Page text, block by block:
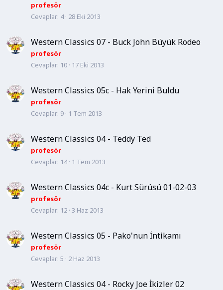
profesör
Cevaplar 4 28 Eki 2013
Western Classics 07 - Buck John Büyük Rodeo
profesör
Cevaplar 10 17 Eki 2013
Western Classics 05c - Hak Yerini Buldu
profesör
Cevaplar 9 1 Tem 2013
Western Classics 04 - Teddy Ted
profesör
Cevaplar 14 1 Tem 2013
Western Classics 04c - Kurt Sürüsü 01-02-03
profesör
Cevaplar 12 3 Haz 2013
Western Classics 05 - Pako'nun İntikamı
profesör
Cevaplar 5 2 Haz 2013
Western Classics 04 - Rocky Joe İkizler 02